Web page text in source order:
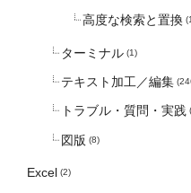
高度な検索と置換
ターミナル (1)
テキスト加工／編集
トラブル・質問・実践
図版 (8)
Excel (2)